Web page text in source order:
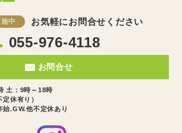
中 お気軽にお問合せください
055-976-4118
お問合せ
土：9時～18時
休有り）
始.GW.他不定休あり